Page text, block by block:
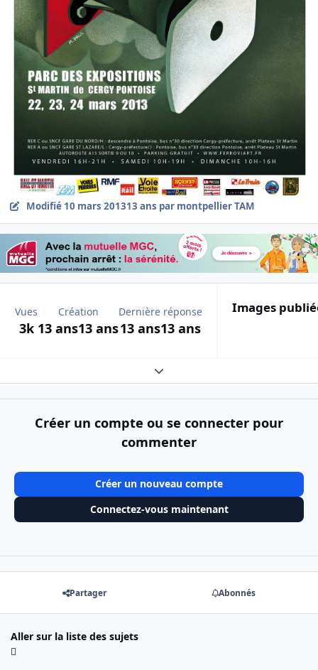
Modifié 10 mars 201313 ans par montpellier TAM
Vues
3k
Création
13 ans13 ans
Dernière réponse
13 ans13 ans
Images
Expand topic overview
Créer un compte ou se connecter pour
commenter
Créer un nouveau compte
Connectez-vous maintenant
Partager Abonnés
Aller sur la liste des sujets